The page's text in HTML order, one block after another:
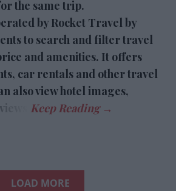
the same trip.
by Rocket Travel by
to search and filter travel
and amenities. It offers
car rentals and other travel
also view hotel images,
LOAD MORE